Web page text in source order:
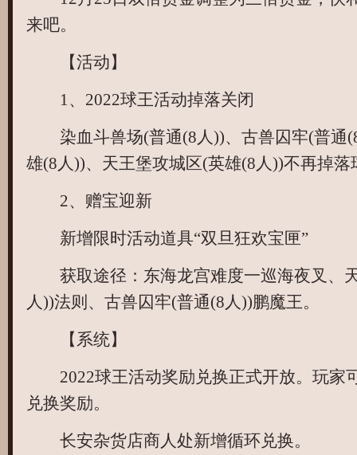
来吧。
【活动】
1、2022球王活动掉落关闭
染血斗兽场(普通(8人))、古兽囚牢(普通
雄(8人))、天王堡攻城区(英雄(8人))不再掉落
2、赠宝迎新
新增限时活动道具“双旦狂欢宝匣”
获取途径：东海龙宫难度一巡海夜叉、
人))法则、古兽囚牢(普通(8人))鹏魔王。
【系统】
2022球王活动奖励兑换正式开放。玩家
兑换奖励。
长安杂货店商人处新增循环兑换。